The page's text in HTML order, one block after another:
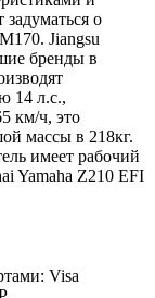
задуматься о
Jiangsu
бренды в
14 л.с.,
км/ч, это
массы в 218кг.
имеет рабочий
Yamaha Z210 EFI
Visa